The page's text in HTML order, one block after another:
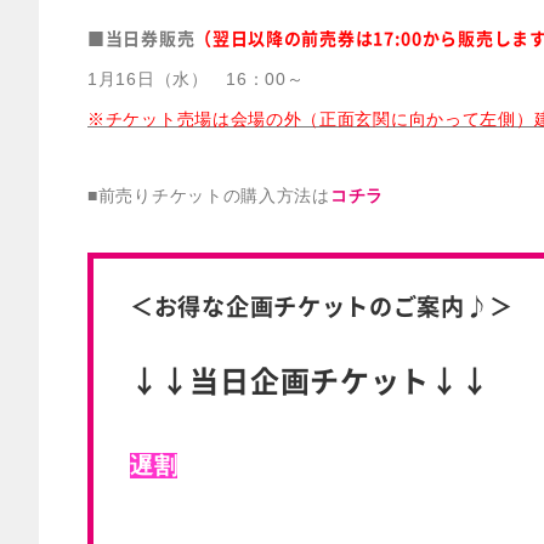
■当日券販売 （翌日以降の前売券は17:00から販売します
1月16日（水） 16：00～
※チケット売場は会場の外（正面玄関に向かって左側）
■前売りチケットの購入方法は コチラ
＜お得な企画チケットのご案内♪＞
↓↓当日企画チケット↓↓
遅割